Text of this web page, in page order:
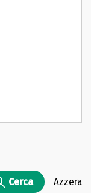
Cerca Azzera